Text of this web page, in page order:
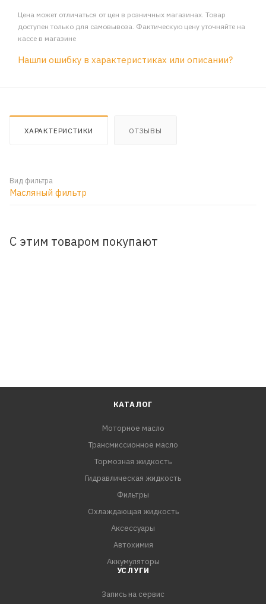
Цена может отличаться от цен в розничных магазинах. Товар
доступен только для самовывоза. Фактическую цену уточняйте на
кассе в магазине
Нашли ошибку в характеристиках или описании?
ХАРАКТЕРИСТИКИ ОТЗЫВЫ
Вид фильтра
Масляный фильтр
С этим товаром покупают
КАТАЛОГ
Моторное масло
Трансмиссионное масло
Тормозная жидкость
Гидравлическая жидкость
Фильтры
Охлаждающая жидкость
Аксессуары
Автохимия
Аккумуляторы
УСЛУГИ
Запись на сервис